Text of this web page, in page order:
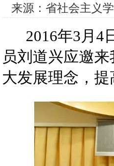
来源：省社会主义
2016年3月4
员刘道兴应邀
大发展理念，